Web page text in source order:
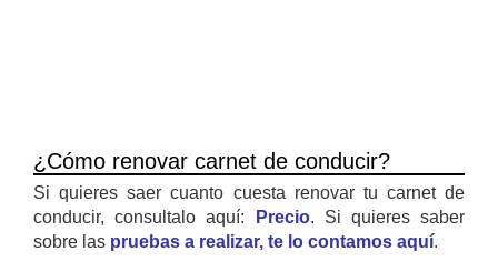
¿Cómo renovar carnet de conducir?
Si quieres saer cuanto cuesta renovar tu carnet de
conducir, consultalo aquí:
Precio. Si quieres saber
sobre las pruebas a realizar, te lo contamos aquí.